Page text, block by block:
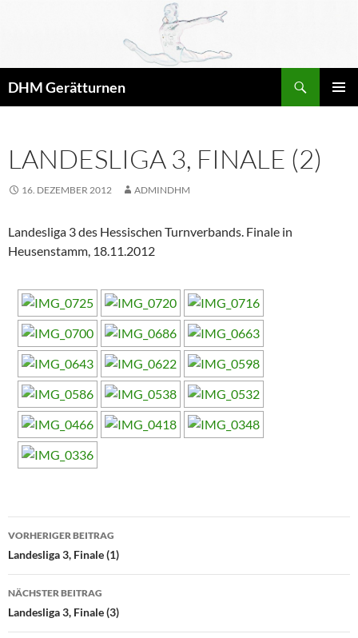
DHM Gerätturnen
LANDESLIGA 3, FINALE (2)
16. DEZEMBER 2012 ADMINDHM
Landesliga 3 des Hessischen Turnverbands. Finale in
Heusenstamm, 18.11.2012
Beitragsnavigation
VORHERIGER BEITRAG
Landesliga 3, Finale (1)
NÄCHSTER BEITRAG
Landesliga 3, Finale (3)